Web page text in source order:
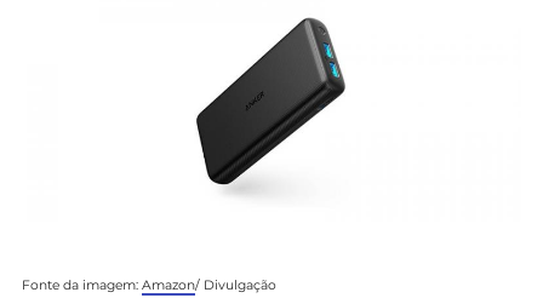
Fonte da imagem: Amazon/ Divulgação